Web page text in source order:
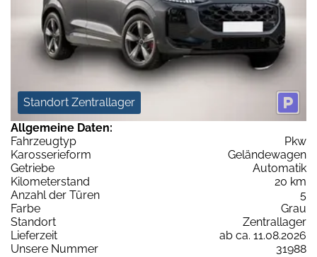
Standort Zentrallager
Allgemeine Daten:
Fahrzeugtyp
Pkw
Karosserieform
Geländewagen
Getriebe
Automatik
Kilometerstand
20 km
Anzahl der Türen
5
Farbe
Grau
Standort
Zentrallager
Lieferzeit
ab ca. 11.08.2026
Unsere Nummer
31988